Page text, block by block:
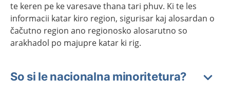
te keren pe ke varesave thana tari phuv. Ki te les
informacii katar kiro region, sigurisar kaj alosardan o
čačutno region ano regionosko alosarutno so
arakhadol po majupre katar ki rig.
So si le nacionalna minoritetura?